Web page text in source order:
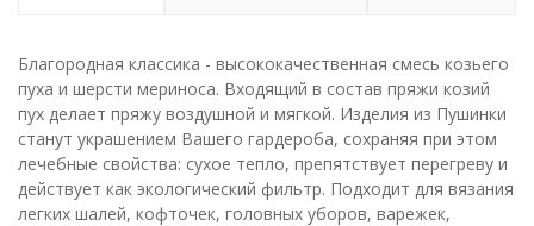
Благородная классика - высококачественная смесь козьего
пуха и шерсти мериноса. Входящий в состав пряжи козий
пух делает пряжу воздушной и мягкой. Изделия из Пушинки
станут украшением Вашего гардероба, сохраняя при этом
лечебные свойства: сухое тепло, препятствует перегреву и
действует как экологический фильтр. Подходит для вязания
легких шалей, кофточек, головных уборов, варежек,